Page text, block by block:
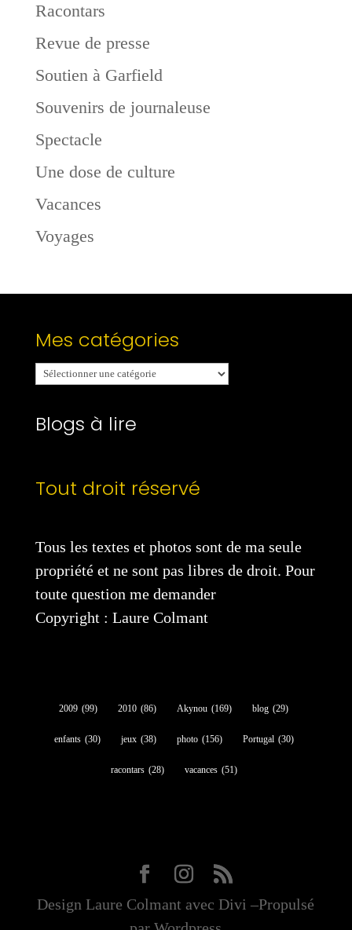
Racontars
Revue de presse
Soutien à Garfield
Souvenirs de journaleuse
Spectacle
Une dose de culture
Vacances
Voyages
Mes catégories
Mes
catégories
Blogs à lire
Tout droit réservé
Tous les textes et photos sont de ma seule
propriété et ne sont pas libres de droit. Pour
toute question me demander
Copyright : Laure Colmant
2009 (99) 2010 (86) Akynou (169) blog (29)
enfants (30) jeux (38) photo (156) Portugal (30)
racontars (28) vacances (51)
Design Laure Colmant avec Divi –Propulsé